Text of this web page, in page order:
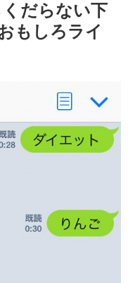
だらない下
もしろライ